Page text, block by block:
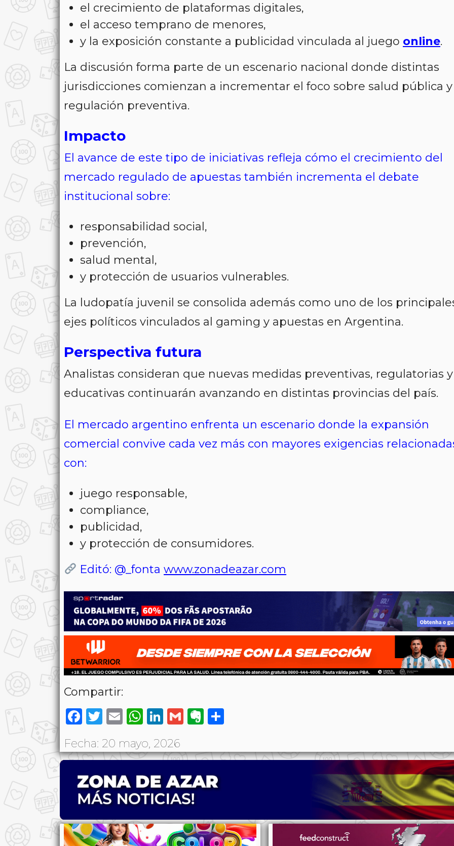
el crecimiento de plataformas digitales,
el acceso temprano de menores,
y la exposición constante a publicidad vinculada al juego online.
La discusión forma parte de un escenario nacional donde distintas
jurisdicciones comienzan a incrementar el foco sobre salud pública y
regulación preventiva.
Impacto
El avance de este tipo de iniciativas refleja cómo el crecimiento del
mercado regulado de apuestas también incrementa el debate
institucional sobre:
responsabilidad social,
prevención,
salud mental,
y protección de usuarios vulnerables.
La ludopatía juvenil se consolida además como uno de los
ejes políticos vinculados al gaming y apuestas en Argentina.
Perspectiva futura
Analistas consideran que nuevas medidas preventivas, regulatorias y
educativas continuarán avanzando en distintas provincias del país.
El mercado argentino enfrenta un escenario donde la expansión
comercial convive cada vez más con mayores exigencias
con:
juego responsable,
compliance,
publicidad,
y protección de consumidores.
Editó: @_fontawww.zonadeazar.com
Compartir:
Facebook
Twitter
EmailWhatsApp
LinkedIn
GmailEvernote
Fecha: 20 mayo, 2026